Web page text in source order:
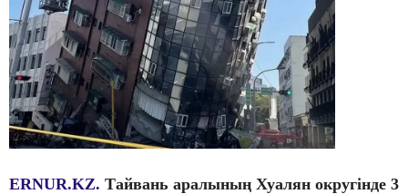
ERNUR.KZ. Тайвань аралының Хуалян округінде 3